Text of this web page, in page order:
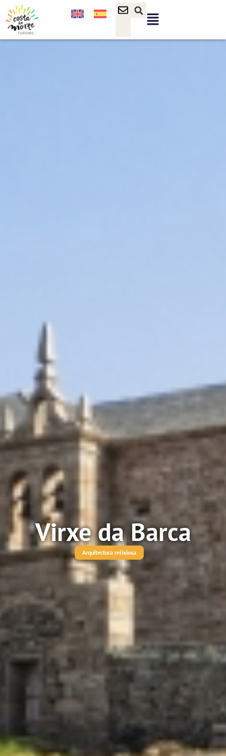
Virxe da Barca
Arquitectura relixiosa